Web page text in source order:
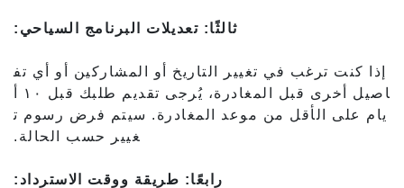
ثالثًا: تعديلات البرنامج السياحي:
إذا كنت ترغب في تغيير التاريخ أو المشاركين أو أي تف
يام على الأقل من موعد المغادرة. سيتم فرض رسوم ت
غيير حسب الحالة.
رابعًا: طريقة ووقت الاسترداد: